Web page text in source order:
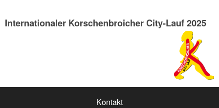
Internationaler Korschenbroicher City-Lauf 2025
Kontakt